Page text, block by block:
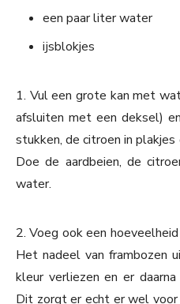
een paar liter water
ijsblokjes
1. Vul een grote kan met
afsluiten met een deksel)
stukken, de citroen in
Doe de aardbeien, de
water.
2. Voeg ook een
Het nadeel van frambozen
kleur verliezen en er
Dit zorgt er echt er wel